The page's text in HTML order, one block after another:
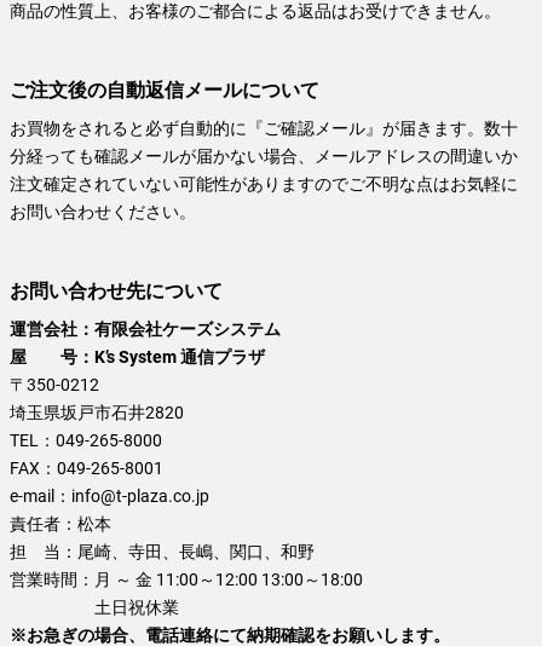
商品の性質上、お客様のご都合による返品はお受けできません。
ご注文後の自動返信メールについて
お買物をされると必ず自動的に『ご確認メール』が届きます。数十
分経っても確認メールが届かない場合、メールアドレスの間違いか
注文確定されていない可能性がありますのでご不明な点はお気軽に
お問い合わせください。
お問い合わせ先について
運営会社：有限会社ケーズシステム
屋 号：K’s System 通信プラザ
〒350-0212
埼玉県坂戸市石井2820
TEL： 049-265-8000
FAX： 049-265-8001
e-mail： info@t-plaza.co.jp
責任者： 松本
担 当： 尾崎、寺田、長嶋、関口、和野
営業時間： 月 ～ 金 11:00～12:00 13:00～18:00
土日祝休業
※お急ぎの場合、電話連絡にて納期確認をお願いします。